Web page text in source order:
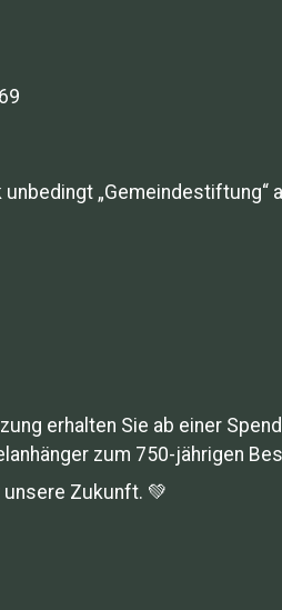
erhalten Sie ab einer
zum 750-jährigen
Zukunft. 💚